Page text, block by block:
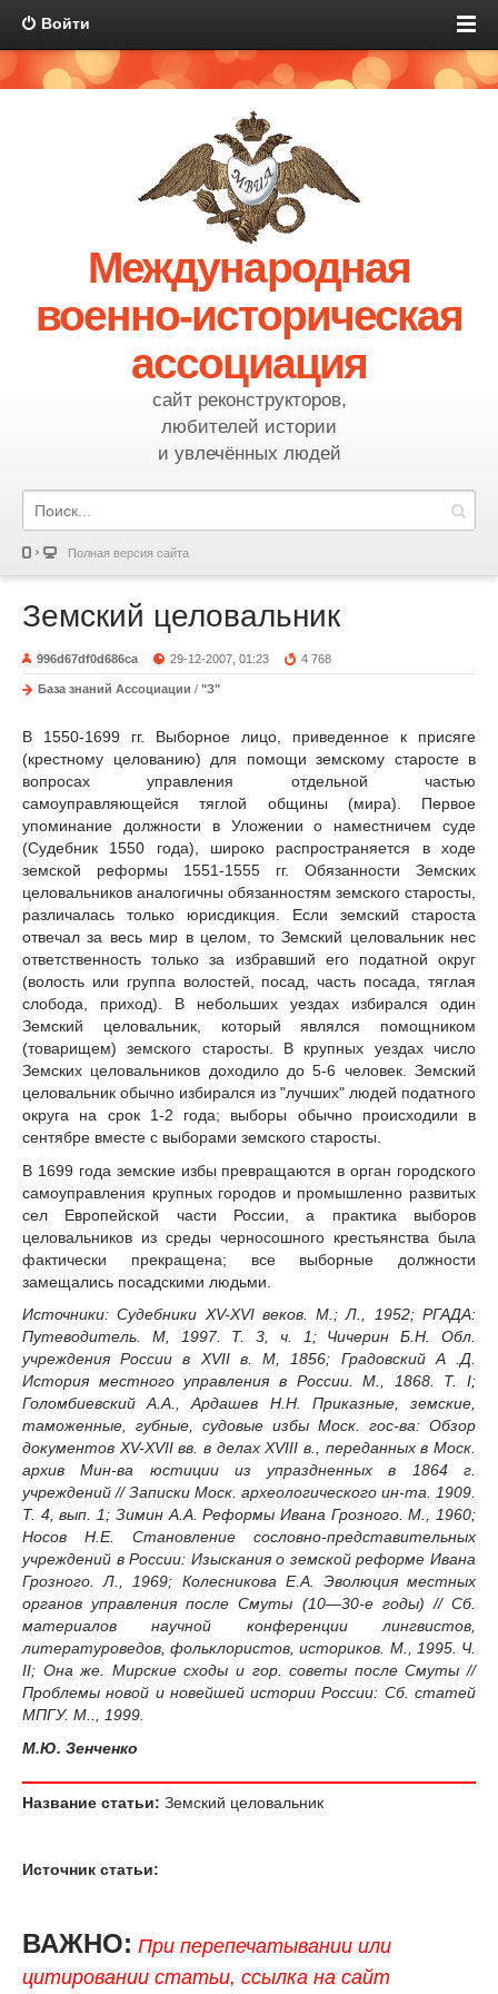
Войти
Международная
военно-историческая
ассоциация
сайт реконструкторов,
любителей истории
и увлечённых людей
Полная версия сайта
Земский целовальник
996d67df0d686ca 29-12-2007, 01:23 4 768
База знаний Ассоциации / "З"
В 1550-1699 гг. Выборное лицо, приведенное к присяге
(крестному целованию) для помощи земскому старосте в
вопросах управления отдельной частью
самоуправляющейся тяглой общины (мира). Первое
упоминание должности в Уложении о наместничем суде
(Судебник 1550 года), широко распространяется в ходе
земской реформы 1551-1555 гг. Обязанности Земских
целовальников аналогичны обязанностям земского старосты,
различалась только юрисдикция. Если земский староста
отвечал за весь мир в целом, то Земский целовальник нес
ответственность только за избравший его податной округ
(волость или группа волостей, посад, часть посада, тяглая
слобода, приход). В небольших уездах избирался один
Земский целовальник, который являлся помощником
(товарищем) земского старосты. В крупных уездах число
Земских целовальников доходило до 5-6 человек. Земский
целовальник обычно избирался из "лучших" людей податного
округа на срок 1-2 года; выборы обычно происходили в
сентябре вместе с выборами земского старосты.
В 1699 года земские избы превращаются в орган городского
самоуправления крупных городов и промышленно развитых
сел Европейской части России, а практика выборов
целовальников из среды черносошного крестьянства была
фактически прекращена; все выборные должности
замещались посадскими людьми.
Источники: Судебники XV-XVI веков. М.; Л., 1952; РГАДА:
Путеводитель. М, 1997. Т. 3, ч. 1; Чичерин Б.Н. Обл.
учреждения России в XVII в. М, 1856; Градовский А .Д.
История местного управления в России. М., 1868. Т. I;
Голомбиевский А.А., Ардашев Н.Н. Приказные, земские,
таможенные, губные, судовые избы Моск. гос-ва: Обзор
документов XV-XVII вв. в делах XVIII в., переданных в Моск.
архив Мин-ва юстиции из упраздненных в 1864 г.
учреждений // Записки Моск. археологического ин-та. 1909.
Т. 4, вып. 1; Зимин А.А. Реформы Ивана Грозного. М., 1960;
Носов Н.Е. Становление сословно-представительных
учреждений в России: Изыскания о земской реформе Ивана
Грозного. Л., 1969; Колесникова Е.А. Эволюция местных
органов управления после Смуты (10—30-е годы) // Сб.
материалов научной конференции лингвистов,
литературоведов, фольклористов, историков. М., 1995. Ч.
II; Она же. Мирские сходы и гор. советы после Смуты //
Проблемы новой и новейшей истории России: Сб. статей
МПГУ. М.., 1999.
М.Ю. Зенченко
Название статьи: Земский целовальник
Источник статьи:
ВАЖНО: При перепечатывании или
цитировании статьи, ссылка на сайт